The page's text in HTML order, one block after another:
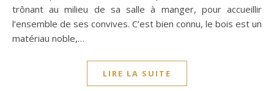
trônant au milieu de sa salle à manger, pour accueillir
l’ensemble de ses convives. C’est bien connu, le bois est un
matériau noble,…
LIRE LA SUITE